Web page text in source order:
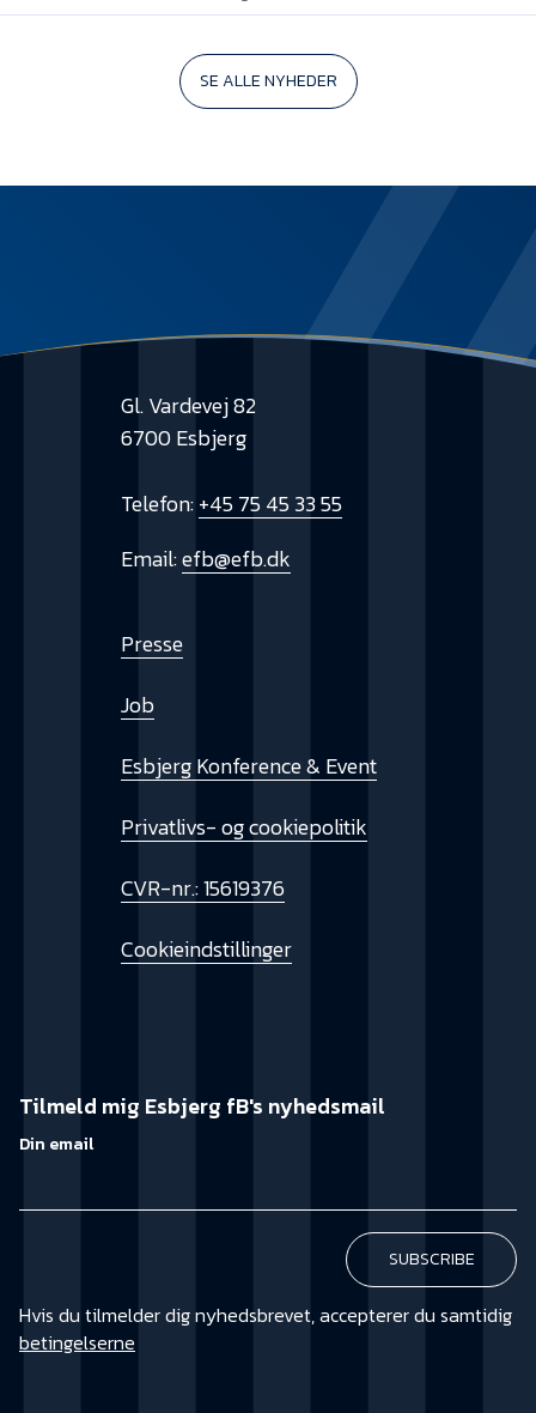
SE ALLE NYHEDER
Gl. Vardevej 82
6700 Esbjerg
Telefon:+45 75 45 33 55
Email:efb@efb.dk
Presse
Job
Esbjerg Konference & Event
Privatlivs- og cookiepolitik
CVR-nr.: 15619376
Cookieindstillinger
Tilmeld mig Esbjerg fB's nyhedsmail
Din email
Hvis du tilmelder dig nyhedsbrevet, accepterer du samtidig
betingelserne